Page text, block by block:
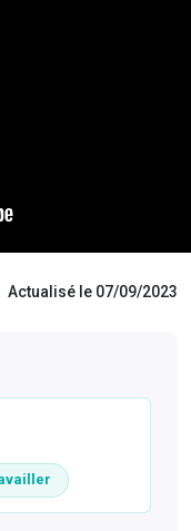
Actualisé le 07/09/2023